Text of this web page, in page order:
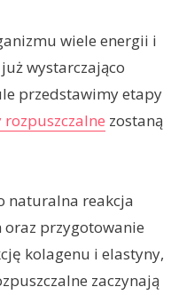
wiele energii i
wystarczająco
przedstawimy etapy
rozpuszczalne zostaną
naturalna reakcja
przygotowanie
kolagenu i elastyny,
zaczynają